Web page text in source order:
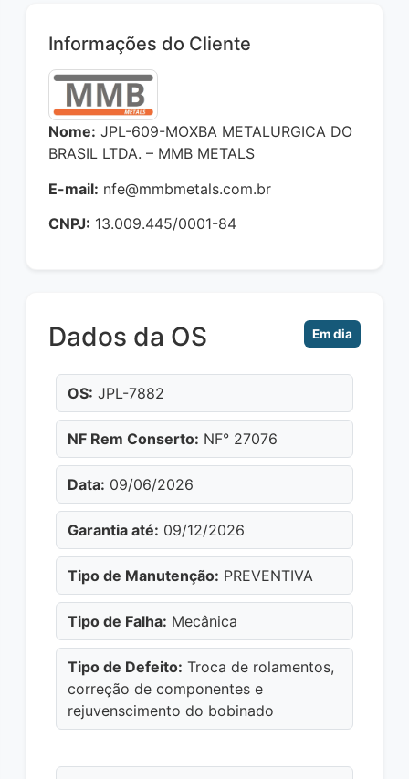
Informações do Cliente
Nome: JPL-609-MOXBA METALURGICA DO
BRASIL LTDA. – MMB METALS
E-mail: nfe@mmbmetals.com.br
CNPJ: 13.009.445/0001-84
Dados da OS Em dia
OS: JPL-7882
NF Rem Conserto: NF° 27076
Data: 09/06/2026
Garantia até: 09/12/2026
Tipo de Manutenção: PREVENTIVA
Tipo de Falha: Mecânica
Tipo de Defeito: Troca de rolamentos,
correção de componentes e
rejuvenscimento do bobinado